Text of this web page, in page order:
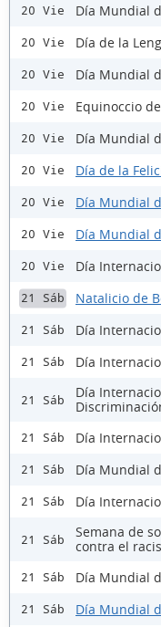
20 Vie Día Mundial
20 Vie Día de la
20 Vie Día Mundial
20 Vie Equinoccio
20 Vie Día Mundial
20 Vie Día de la
20 Vie Día Mundial
20 Vie Día Mundial
20 Vie Día
21 Sáb Natalicio de
21 Sáb Día
21 Sáb Día
21 Sáb
Día
21 Sáb Día
21 Sáb Día Mundial
21 Sáb Día
21 Sáb
Semana de
contra el
21 Sáb Día Mundial
21 Sáb Día Mundial